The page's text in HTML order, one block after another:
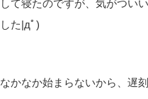
して寝たのですが、気がつい
した|дﾟ)
なかなか始まらないから、遅